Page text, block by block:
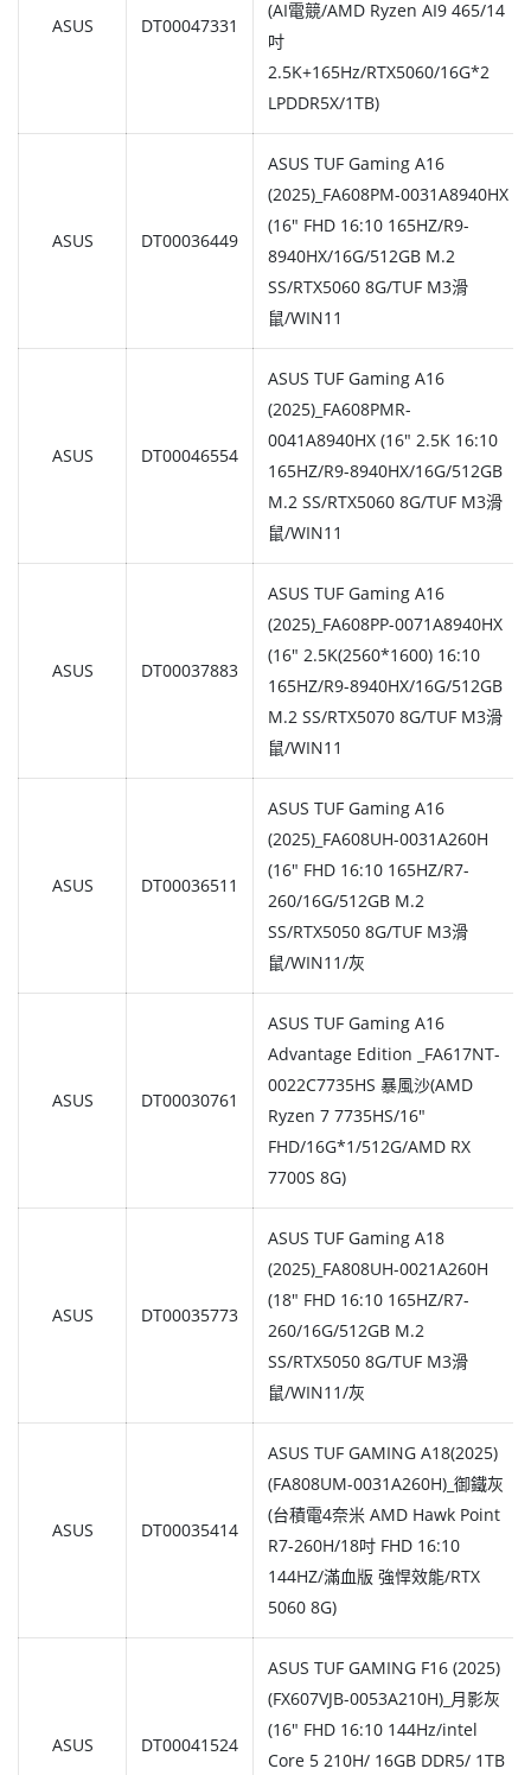
ASUS DT00047331
(AI電競/AMD Ryzen AI9 465/14
吋
2.5K+165Hz/RTX5060/16G*2
LPDDR5X/1TB)
ASUS DT00036449
ASUS TUF Gaming A16
(2025)_FA608PM-0031A8940HX
(16" FHD 16:10 165HZ/R9-
8940HX/16G/512GB M.2
SS/RTX5060 8G/TUF M3滑
鼠/WIN11
ASUS DT00046554
ASUS TUF Gaming A16
(2025)_FA608PMR-
0041A8940HX (16" 2.5K 16:10
165HZ/R9-8940HX/16G/512GB
M.2 SS/RTX5060 8G/TUF M3滑
鼠/WIN11
ASUS DT00037883
ASUS TUF Gaming A16
(2025)_FA608PP-0071A8940HX
(16" 2.5K(2560*1600) 16:10
165HZ/R9-8940HX/16G/512GB
M.2 SS/RTX5070 8G/TUF M3滑
鼠/WIN11
ASUS DT00036511
ASUS TUF Gaming A16
(2025)_FA608UH-0031A260H
(16" FHD 16:10 165HZ/R7-
260/16G/512GB M.2
SS/RTX5050 8G/TUF M3滑
鼠/WIN11/灰
ASUS DT00030761
ASUS TUF Gaming A16
Advantage Edition _FA617NT-
0022C7735HS 暴風沙(AMD
Ryzen 7 7735HS/16"
FHD/16G*1/512G/AMD RX
7700S 8G)
ASUS DT00035773
ASUS TUF Gaming A18
(2025)_FA808UH-0021A260H
(18" FHD 16:10 165HZ/R7-
260/16G/512GB M.2
SS/RTX5050 8G/TUF M3滑
鼠/WIN11/灰
ASUS DT00035414
ASUS TUF GAMING A18(2025)
(FA808UM-0031A260H)_御鐵灰
(台積電4奈米 AMD Hawk Point
R7-260H/18吋 FHD 16:10
144HZ/滿血版 強悍效能/RTX
5060 8G)
ASUS DT00041524
ASUS TUF GAMING F16 (2025)
(FX607VJB-0053A210H)_月影灰
(16" FHD 16:10 144Hz/intel
Core 5 210H/ 16GB DDR5/ 1TB